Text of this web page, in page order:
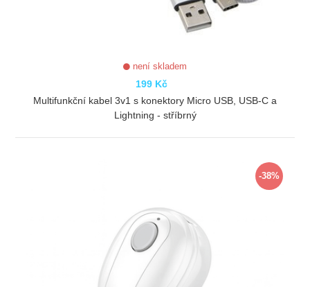
není skladem
199 Kč
Multifunkční kabel 3v1 s konektory Micro USB, USB-C a
Lightning - stříbrný
-38%